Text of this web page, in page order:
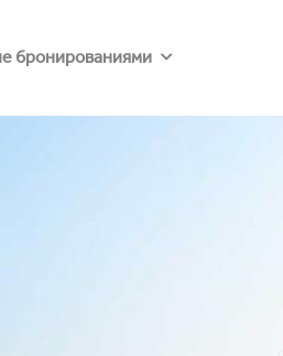
бронированиями